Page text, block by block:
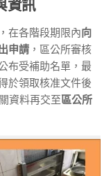
資訊
在各階段期限內向
申請 ，區公所審核
布受補助名單，最
於領取核准文件後
資料再交至區公所